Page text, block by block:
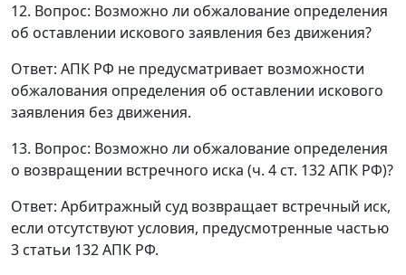
12. Вопрос: Возможно ли обжалование определения
об оставлении искового заявления без движения?
Ответ: АПК РФ не предусматривает возможности
обжалования определения об оставлении искового
заявления без движения.
13. Вопрос: Возможно ли обжалование определения
о возвращении встречного иска (ч. 4 ст. 132АПК РФ)?
Ответ: Арбитражный суд возвращает встречный иск,
если отсутствуют условия, предусмотренные частью
3 статьи 132АПК РФ.